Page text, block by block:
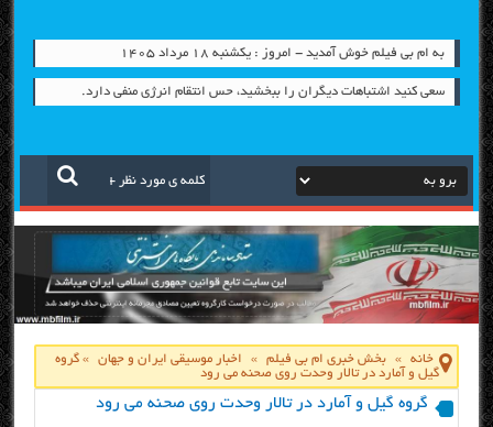
به ام بی فیلم خوش آمدید - امروز : یکشنبه ۱۸ مرداد ۱۴۰۵
سعی کنید اشتباهات دیگران را ببخشید، حس انتقام انرژی منفی دارد.
خانه » بخش خبری ام بی فیلم » اخبار موسیقی ایران و جهان »گروه
گیل و آمارد در تالار وحدت روی صحنه می رود
گروه گیل و آمارد در تالار وحدت روی صحنه می رود